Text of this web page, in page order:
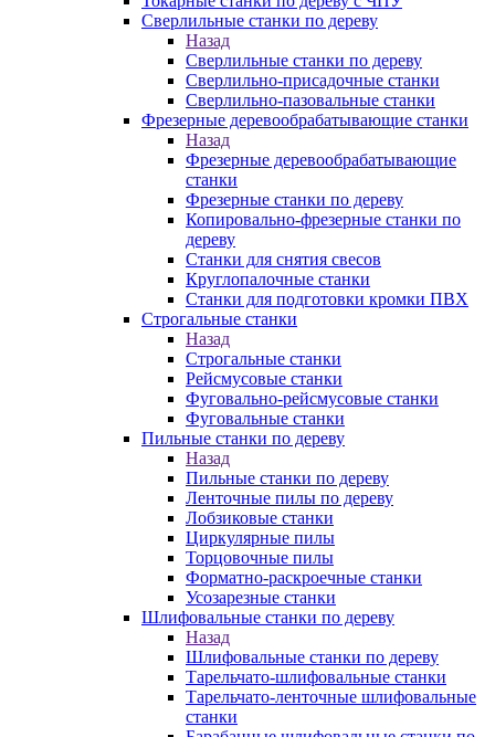
Сверлильные станки по дереву
Назад
Сверлильные станки по дереву
Сверлильно-присадочные станки
Сверлильно-пазовальные станки
Фрезерные деревообрабатывающие станки
Назад
Фрезерные деревообрабатывающие
станки
Фрезерные станки по дереву
Копировально-фрезерные станки по
дереву
Станки для снятия свесов
Круглопалочные станки
Станки для подготовки кромки ПВХ
Строгальные станки
Назад
Строгальные станки
Рейсмусовые станки
Фуговально-рейсмусовые станки
Фуговальные станки
Пильные станки по дереву
Назад
Пильные станки по дереву
Ленточные пилы по дереву
Лобзиковые станки
Циркулярные пилы
Торцовочные пилы
Форматно-раскроечные станки
Усозарезные станки
Шлифовальные станки по дереву
Назад
Шлифовальные станки по дереву
Тарельчато-шлифовальные станки
Тарельчато-ленточные шлифовальные
станки